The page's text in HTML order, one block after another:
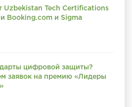
Uzbekistan Tech Certifications
Booking.com и Sigma
цифровой защиты?
заявок на премию «Лидеры